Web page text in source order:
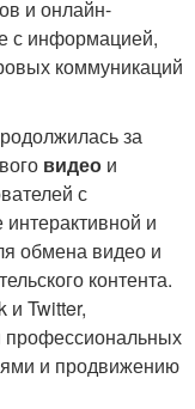
и онлайн-
с информацией,
коммуникаций
за
видео и
с
и
обмена видео и
контента.
и Twitter,
и продвижению